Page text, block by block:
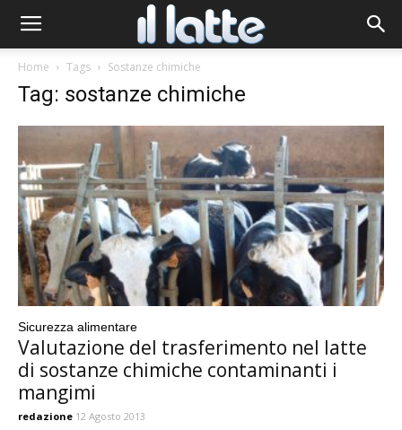
Home Tags Sostanze chimiche
Tag: sostanze chimiche
Sicurezza alimentare
Valutazione del trasferimento nel latte
di sostanze chimiche contaminanti i
mangimi
redazione 12 Agosto 2013